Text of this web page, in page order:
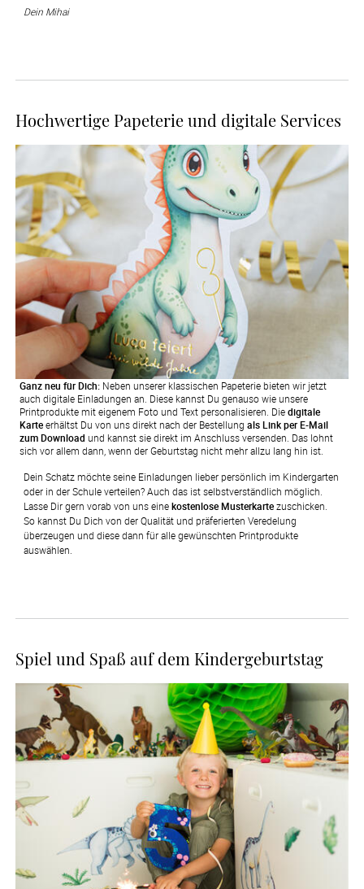
Dein Mihai
Hochwertige Papeterie und digitale Services
Ganz neu für Dich: Neben unserer klassischen Papeterie bieten wir jetzt
auch digitale Einladungen an. Diese kannst Du genauso wie unsere
Printprodukte mit eigenem Foto und Text personalisieren. Diedigitale
Karteerhältst Du von uns direkt nach der Bestellung als Link per E-Mail
zum Download und kannst sie direkt im Anschluss versenden. Das lohnt
sich vor allem dann, wenn der Geburtstag nicht mehr allzu lang hin ist.
Dein Schatz möchte seine Einladungen lieber persönlich im Kindergarten
oder in der Schule verteilen? Auch das ist selbstverständlich möglich.
Lasse Dir gern vorab von uns eine kostenlose Musterkarte zuschicken.
So kannst Du Dich von der Qualität und präferierten Veredelung
überzeugen und diese dann für alle gewünschten Printprodukte
auswählen.
Spiel und Spaß auf dem Kindergeburtstag